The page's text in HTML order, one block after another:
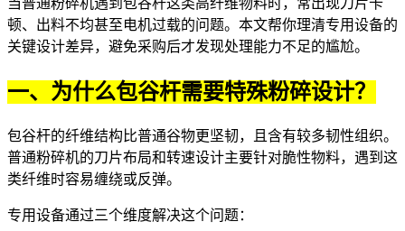
当普通粉碎机遇到包谷杆这类高纤维物料时，常出现刀片卡
顿、出料不均甚至电机过载的问题。本文帮你理清专用设备的
关键设计差异，避免采购后才发现处理能力不足的尴尬。
一、为什么包谷杆需要特殊粉碎设计？
包谷杆的纤维结构比普通谷物更坚韧，且含有较多韧性组织。
普通粉碎机的刀片布局和转速设计主要针对脆性物料，遇到这
类纤维时容易缠绕或反弹。
专用设备通过三个维度解决这个问题：